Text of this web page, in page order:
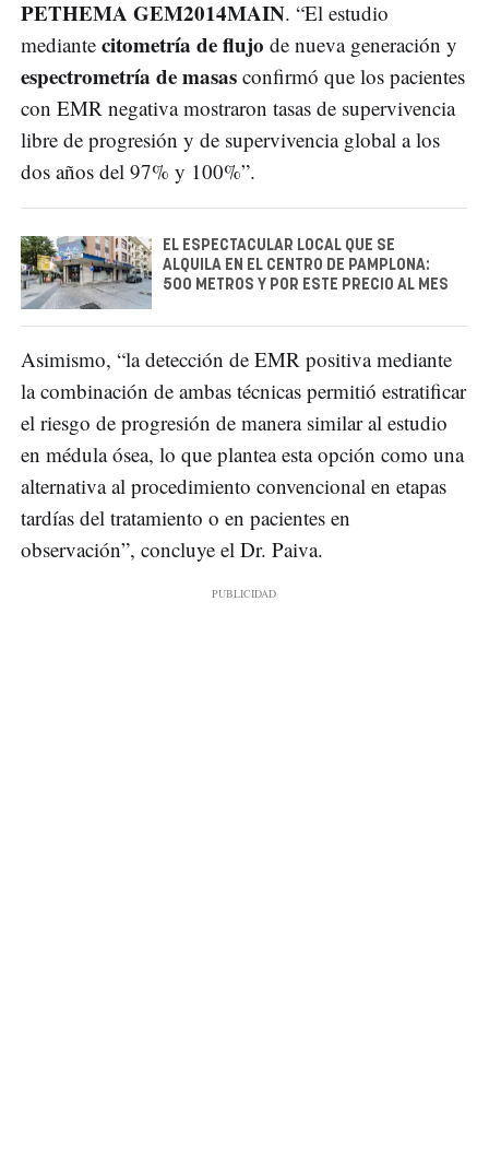
PETHEMA GEM2014MAIN. “El estudio
mediante citometría de flujo de nueva generación y
espectrometría de masas confirmó que los pacientes
con EMR negativa mostraron tasas de supervivencia
libre de progresión y de supervivencia global a los
dos años del 97% y 100%”.
EL ESPECTACULAR LOCAL QUE SE
ALQUILA EN EL CENTRO DE PAMPLONA:
500 METROS Y POR ESTE PRECIO AL MES
Asimismo, “la detección de EMR positiva mediante
la combinación de ambas técnicas permitió estratificar
el riesgo de progresión de manera similar al estudio
en médula ósea, lo que plantea esta opción como una
alternativa al procedimiento convencional en etapas
tardías del tratamiento o en pacientes en
observación”, concluye el Dr. Paiva.